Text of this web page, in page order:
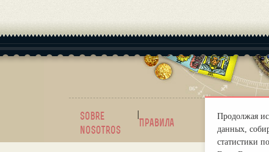
sobre
nosotros
|
Правила
Продолжая
данных,
статистики